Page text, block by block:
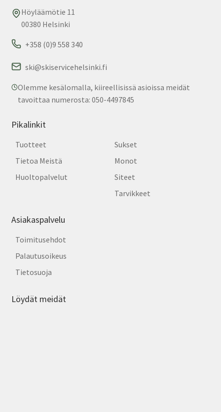
Höyläämötie 11
00380 Helsinki
+358 (0)9 558 340
ski@skiservicehelsinki.fi
Olemme kesälomalla, kiireellisissä asioissa meidät
tavoittaa numerosta: 050-4497845
Pikalinkit
Tuotteet
Tietoa Meistä
Huoltopalvelut
Sukset
Monot
Siteet
Tarvikkeet
Asiakaspalvelu
Toimitusehdot
Palautusoikeus
Tietosuoja
Löydät meidät